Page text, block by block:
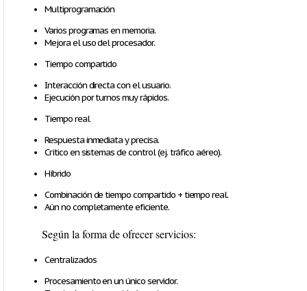
Multiprogramación
Varios programas en memoria.
Mejora el uso del procesador.
Tiempo compartido
Interacción directa con el usuario.
Ejecución por turnos muy rápidos.
Tiempo real
Respuesta inmediata y precisa.
Crítico en sistemas de control (ej. tráfico aéreo).
Híbrido
Combinación de tiempo compartido + tiempo real.
Aún no completamente eficiente.
Según la forma de ofrecer servicios:
Centralizados
Procesamiento en un único servidor.